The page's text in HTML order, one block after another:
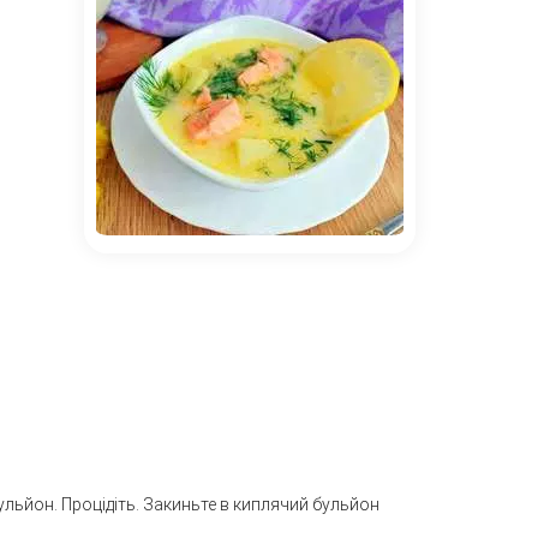
Процідіть. Закиньте в киплячий бульйон